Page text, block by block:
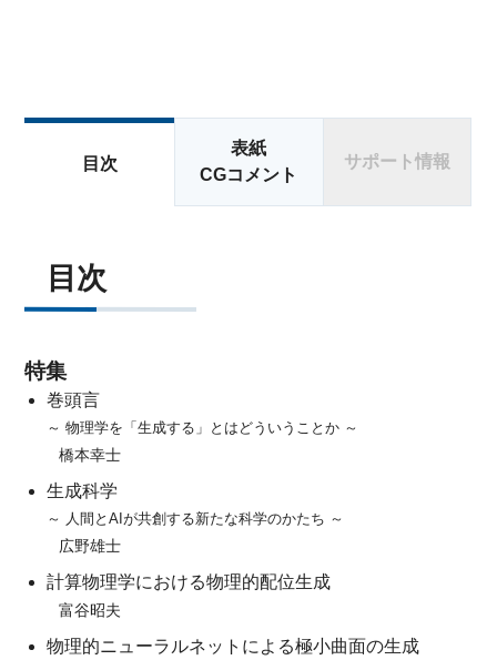
目次
表紙
CGコメント
サポート情報
目次
特集
巻頭言
～ 物理学を「生成する」とはどういうことか ～
橋本幸士
生成科学
～ 人間とAIが共創する新たな科学のかたち ～
広野雄士
計算物理学における物理的配位生成
富谷昭夫
物理的ニューラルネットによる極小曲面の生成